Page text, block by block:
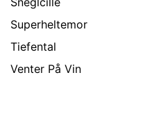
Superheltemor
Tiefental
Venter På Vin